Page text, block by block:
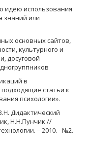
идею использования
знаний или
основных сайтов,
культурного и
досуговой
в
статьи к
психологии».
Дидактический
Н.Н.Пунчик //
– 2010. - №2.